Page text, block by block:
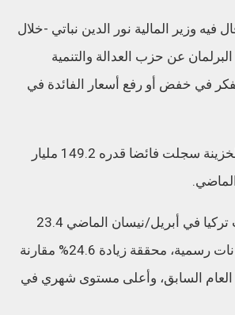
وزير المالية نور الدين نباتي -خلال
عن حزب العدالة والتنمية
تفكر في خفض أو رفع أسعار الفائدة في
كما أعلن نباتي أن الخزينة سجلت فائضا قدره 149.2 مليار
وقد سجلت صادرات تركيا في أبريل/نيسان الماضي 23.4
مليار دولار؛ وفقا لبيانات رسمية، محققة زيادة 24.6% مقارنة
السابق، وأعلى مستوى شهري في